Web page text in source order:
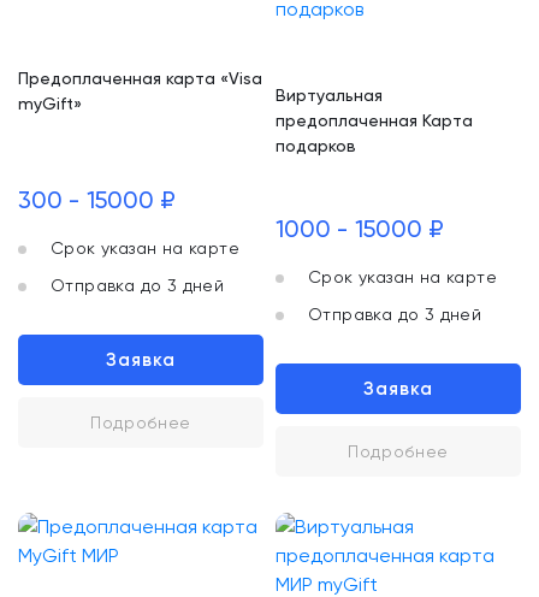
Предоплаченная карта «Visa
myGift»
300 - 15000 ₽
Срок указан на карте
Отправка до 3 дней
Заявка
Подробнее
Виртуальная
предоплаченная Карта
подарков
1000 - 15000 ₽
Срок указан на карте
Отправка до 3 дней
Заявка
Подробнее